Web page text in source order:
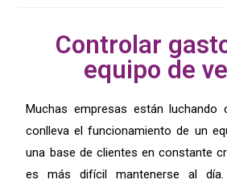
Controlar
equipo de
Muchas empresas están
conlleva el funcionamiento de un
una base de clientes en constante
es más difícil mantenerse al día.